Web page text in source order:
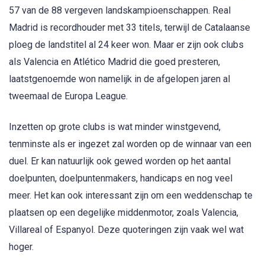
57 van de 88 vergeven landskampioenschappen. Real
Madrid is recordhouder met 33 titels, terwijl de Catalaanse
ploeg de landstitel al 24 keer won. Maar er zijn ook clubs
als Valencia en Atlético Madrid die goed presteren,
laatstgenoemde won namelijk in de afgelopen jaren al
tweemaal de Europa League.
Inzetten op grote clubs is wat minder winstgevend,
tenminste als er ingezet zal worden op de winnaar van een
duel. Er kan natuurlijk ook gewed worden op het aantal
doelpunten, doelpuntenmakers, handicaps en nog veel
meer. Het kan ook interessant zijn om een weddenschap te
plaatsen op een degelijke middenmotor, zoals Valencia,
Villareal of Espanyol. Deze quoteringen zijn vaak wel wat
hoger.